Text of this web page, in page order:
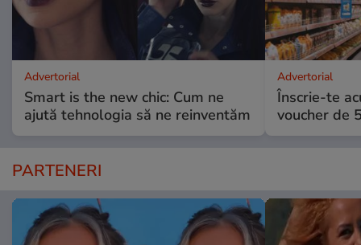
Advertorial
Smart is the new chic: Cum ne
ajută tehnologia să ne reinventăm
Advertorial
Înscrie-te
voucher de
PARTENERI